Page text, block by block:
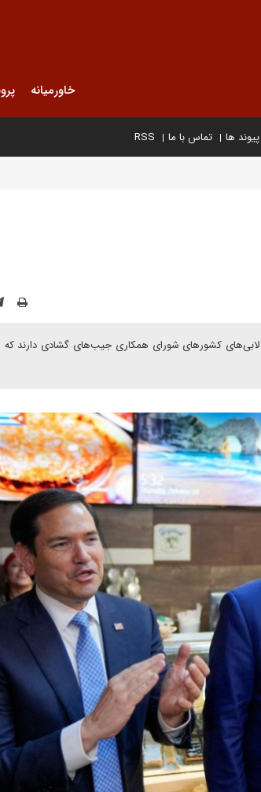
خاورمیانه
پیوند ها تماس با ما RSS
لابی‌های کشورهای شورای همکاری جیب‌های گشادی دارند که